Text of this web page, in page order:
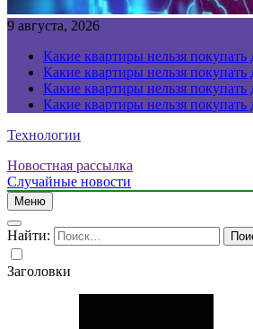
9 августа, 2026
Какие квартиры нельзя покупать
Какие квартиры нельзя покупать
Какие квартиры нельзя покупать
Какие квартиры нельзя покупать
Технологии
Новостная рассылка
Случайные новости
Меню
Найти:
Заголовки